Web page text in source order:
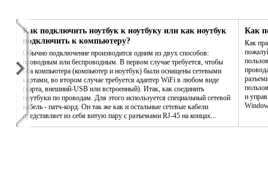
Как подключить ноутбук к ноутбуку или как ноутбук
подключить к компьютеру?
Обычно подключение производится одним из двух способов:
проводным или беспроводным. В первом случае требуется, чтобы
оба компьютера (компьютер и ноутбук) были оснащены сетевыми
картами, во втором случае требуется адаптер WiFi в любом виде
(карта, внешний-USB или встроенный). Итак, как соединить
ноутбуки по проводам. Для этого используется специальный сетевой
кабель - патч-корд. Он так же как и остальные сетевые кабели
представляет из себя витую пару с разъемами RJ-45 на концах...
Как
Как
и